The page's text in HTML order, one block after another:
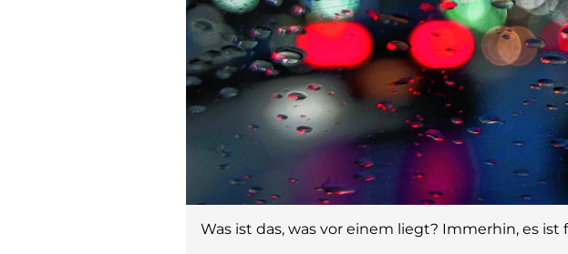
Was ist das, was vor einem liegt? Immerhin, es ist